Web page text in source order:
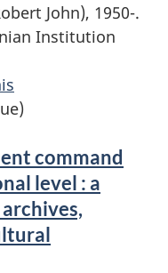
John), 1950-.
Institution
command
level : a